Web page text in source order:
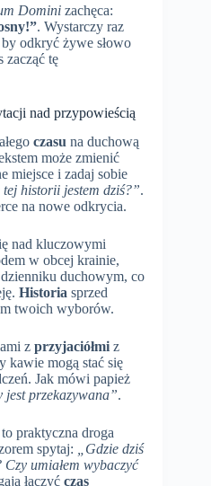
Domini zachęca:
. Wystarczy raz
odkryć żywe słowo
zacząć tę
nad przypowieścią
czasu na duchową
może zmienić
miejsce i zadaj sobie
tej historii jestem dziś?”.
na nowe odkrycia.
nad kluczowymi
w obcej krainie,
duchowym, co
Historia sprzed
twoich wyborów.
z przyjaciółmi z
kawie mogą stać się
Jak mówi papież
jest przekazywana”.
praktyczna droga
spytaj:
„Gdzie dziś
umiałem wybaczyć
łączyć czas